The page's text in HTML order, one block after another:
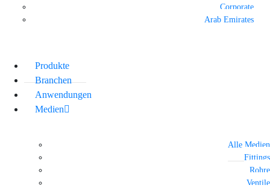
Corporate
Arab Emirates
Produkte
Branchen
Anwendungen
Medien
Alle Medien
Fittings
Rohre
Ventile